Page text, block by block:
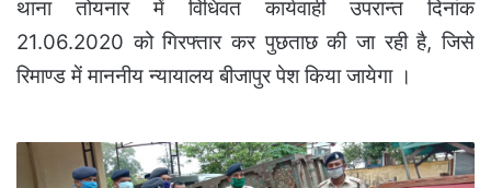
थाना तोयनार में विधिवत कार्यवाही उपरान्त दिनांक
21.06.2020 को गिरफ्तार कर पुछताछ की जा रही है, जिसे
रिमाण्ड में माननीय न्यायालय बीजापुर पेश किया जायेगा ।